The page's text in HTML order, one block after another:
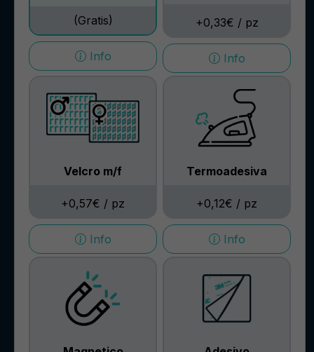
(Gratis)
Info
+0,33€ / pz
Info
Velcro m/f
+0,57€ / pz
Info
Termoadesiva
+0,12€ / pz
Info